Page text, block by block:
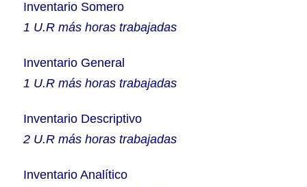
Inventario Somero
1 U.R más horas trabajadas
Inventario General
1 U.R más horas trabajadas
Inventario Descriptivo
2 U.R más horas trabajadas
Inventario Analítico